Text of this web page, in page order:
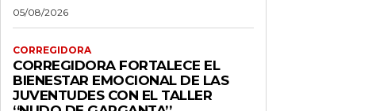
05/08/2026
CORREGIDORA
CORREGIDORA FORTALECE EL
BIENESTAR EMOCIONAL DE LAS
JUVENTUDES CON EL TALLER